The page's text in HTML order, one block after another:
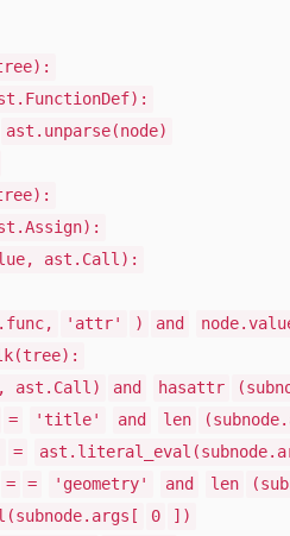
ast.unparse(node)
ast.Call):
'attr' ) and
ast.Call) and hasattr
= 'title' and len
=
= = 'geometry' and len
0
])